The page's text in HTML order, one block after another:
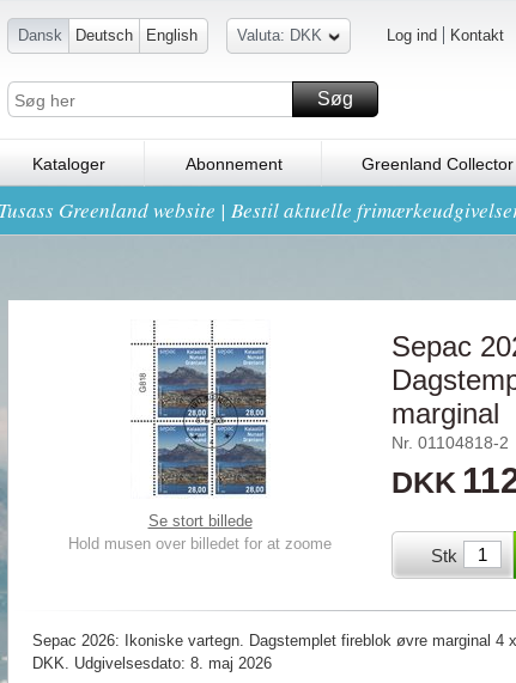
Dansk Deutsch English Valuta: DKK Log ind Kontakt
Søg
Kataloger Abonnement Greenland Collector
Greenland website | Bestil aktuelle
Se stort billede
Hold musen over billedet for at zoome
Sepac
marginal
Nr. 01104818-2
DKK
Stk
Sepac 2026: Ikoniske vartegn. Dagstemplet fireblok øvre marginal
DKK. Udgivelsesdato: 8. maj 2026